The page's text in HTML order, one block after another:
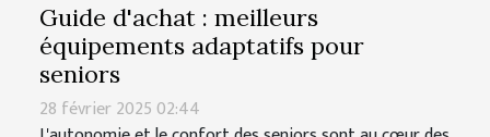
Guide d'achat : meilleurs
équipements adaptatifs pour
seniors
28 février 2025 02:44